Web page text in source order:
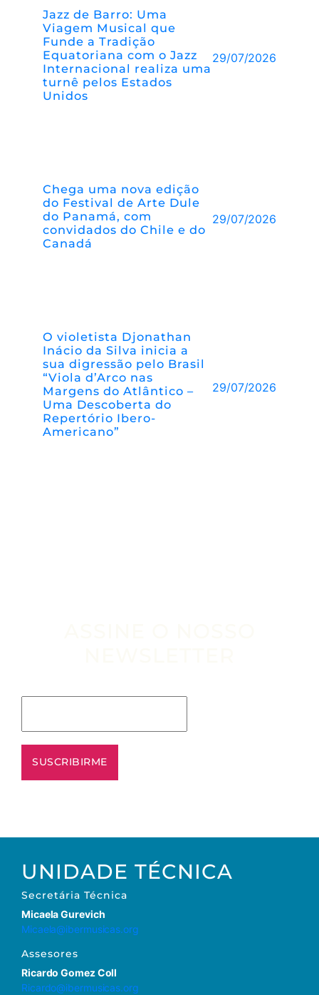
Jazz de Barro: Uma
Viagem Musical que
Funde a Tradição
Equatoriana com o Jazz
Internacional realiza uma
turnê pelos Estados
Unidos
29/07/2026
Chega uma nova edição
do Festival de Arte Dule
do Panamá, com
convidados do Chile e do
Canadá
29/07/2026
O violetista Djonathan
Inácio da Silva inicia a
sua digressão pelo Brasil
“Viola d’Arco nas
Margens do Atlântico –
Uma Descoberta do
Repertório Ibero-
Americano”
29/07/2026
UNIDADE TÉCNICA
Secretária Técnica
Micaela Gurevich
Micaela@ibermusicas.org
Assesores
Ricardo Gomez Coll
Ricardo@ibermusicas.org